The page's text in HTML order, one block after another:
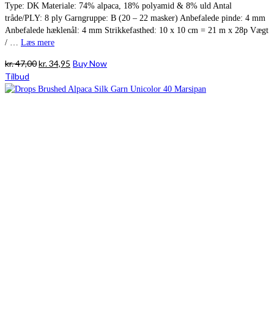
Type: DK Materiale: 74% alpaca, 18% polyamid & 8% uld Antal
tråde/PLY: 8 ply Garngruppe: B (20 – 22 masker) Anbefalede pinde: 4 mm
Anbefalede hæklenål: 4 mm Strikkefasthed: 10 x 10 cm = 21 m x 28p Vægt
/ … Læs mere
kr.47,00Den
pris
kr.34,95 Den
pris
Buy Now
Tilbud